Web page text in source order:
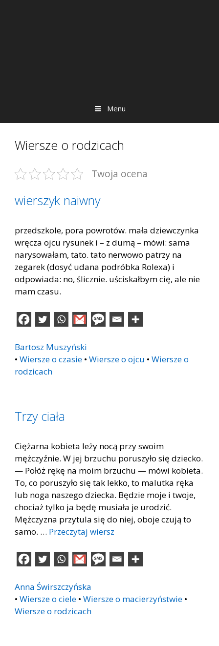
Menu
Wiersze o rodzicach
Twoja ocena
wierszyk naiwny
przedszkole, pora powrotów. mała dziewczynka
wręcza ojcu rysunek i – z dumą – mówi: sama
narysowałam, tato. tato nerwowo patrzy na
zegarek (dosyć udana podróbka Rolexa) i
odpowiada: no, ślicznie. uściskałbym cię, ale nie
mam czasu.
Bartosz Muszyński
• Wiersze o czasie • Wiersze o ojcu • Wiersze o
rodzicach
Trzy ciała
Ciężarna kobieta leży nocą przy swoim
mężczyźnie. W jej brzuchu poruszyło się dziecko.
— Połóż rękę na moim brzuchu — mówi kobieta.
To, co poruszyło się tak lekko, to malutka ręka
lub noga naszego dziecka. Będzie moje i twoje,
chociaż tylko ja będę musiała je urodzić.
Mężczyzna przytula się do niej, oboje czują to
samo. … Przeczytaj wiersz
Anna Świrszczyńska
• Wiersze o ciele • Wiersze o macierzyństwie •
Wiersze o rodzicach